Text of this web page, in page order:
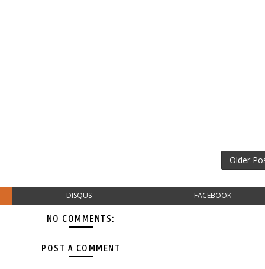
Older
DISQUS FACEBOOK
NO COMMENTS:
POST A COMMENT